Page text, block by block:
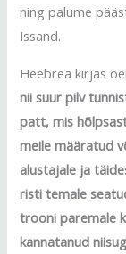
ning palume
Issand.
Heebrea kirjas
nii suur pilv
patt, mis
meile määratud
alustajale ja
risti temale
trooni paremale
kannatanud